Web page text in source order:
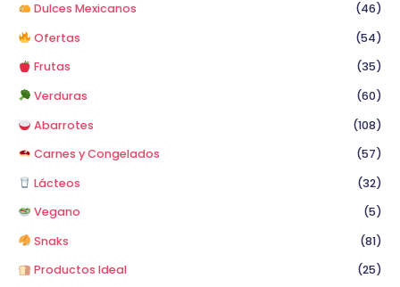
:
Dulces Mexicanos
(46)
Ofertas
(54)
Frutas
(35)
Verduras
(60)
Abarrotes
(108)
Carnes y Congelados
(57)
Lácteos
(32)
Vegano
(5)
Snaks
(81)
Productos Ideal
(25)